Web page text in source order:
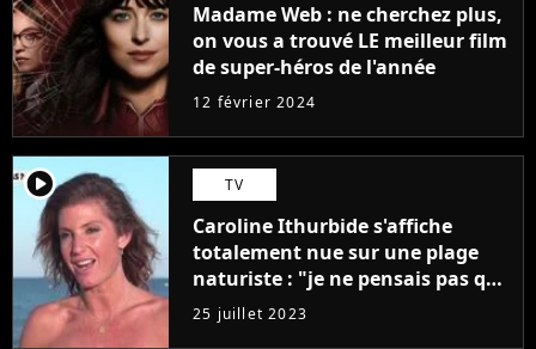
Madame Web : ne cherchez plus,
on vous a trouvé LE meilleur film
de super-héros de l'année
12 février 2024
player2 TV
Caroline Ithurbide s'affiche
totalement nue sur une plage
naturiste : "je ne pensais pas que
j'arriverais à le faire..."
25 juillet 2023